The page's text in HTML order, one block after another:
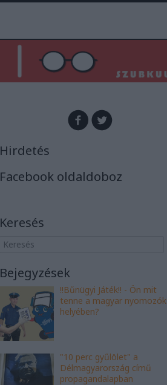
Hirdetés
Facebook oldaldoboz
Keresés
Bejegyzések
!!Bűnügyi Játék!! - Ön mit
tenne a magyar nyomozók
helyében?
"10 perc gyűlölet" a
Délmagyarország című
propagandalapban